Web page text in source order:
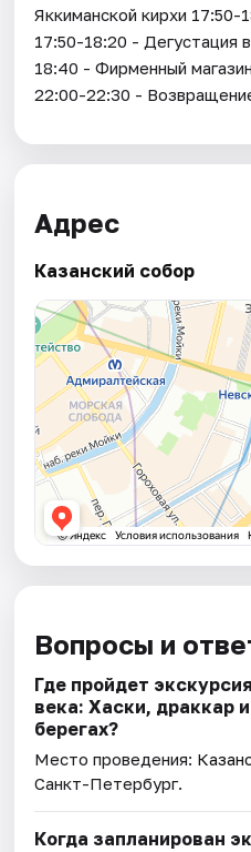
Яккиманской кирхи 17:50-
17:50-18:20 - Дегустация
18:40 - Фирменный
22:00-22:30 -
Адрес
Казанский собор
Вопросы и
Где пройдет
века: Хаски, драккар
берегах?
Место проведения:
Санкт-Петербург.
Когда запланирован